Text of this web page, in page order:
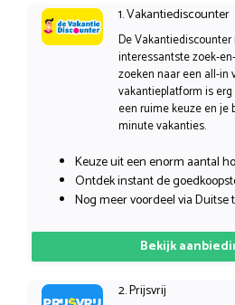
1. Vakantiediscounter
De
interessantste zoek-
zoeken naar een all-in
vakantieplatform is
een ruime keuze en je
minute vakanties.
Keuze uit een enorm aantal
Ontdek instant de
Nog meer voordeel via Duitse
Bekijk
2. Prijsvrij